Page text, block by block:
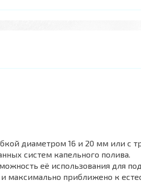
диаметром 16 и 20 мм или с
систем капельного полива.
её использования для
максимально приближено к